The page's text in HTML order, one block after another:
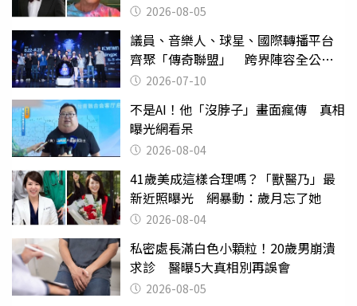
2026-08-05
議員、音樂人、球星、國際轉播平台
齊聚「傳奇聯盟」 跨界陣容全公
開 劍指亞洲新傳奇聯賽
2026-07-10
不是AI！他「沒脖子」畫面瘋傳 真相
曝光網看呆
2026-08-04
41歲美成這樣合理嗎？「獸醫乃」最
新近照曝光 網暴動：歲月忘了她
2026-08-04
私密處長滿白色小顆粒！20歲男崩潰
求診 醫曝5大真相別再誤會
2026-08-05